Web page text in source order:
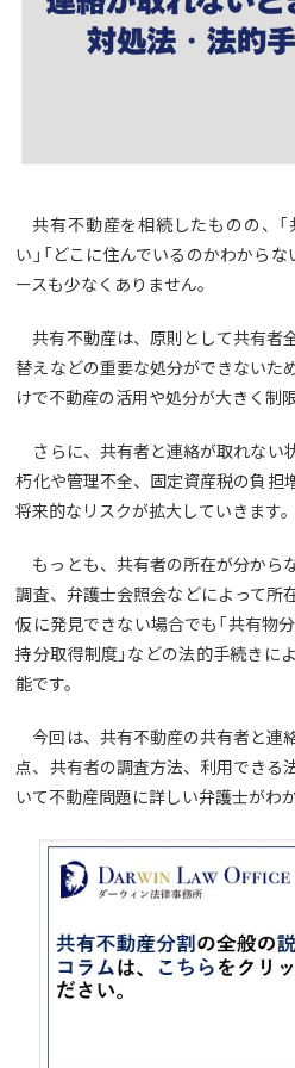
共有不動産を相続したものの、
い」「どこに住んでいるのかわから
ースも少なくありません。
共有不動産は、原則として共有者
替えなどの重要な処分ができないた
けで不動産の活用や処分が大きく制
さらに、共有者と連絡が取れない
朽化や管理不全、固定資産税の負担
将来的なリスクが拡大していきます。
もっとも、共有者の所在が分から
調査、弁護士会照会などによって所
仮に発見できない場合でも「共有物
持分取得制度」などの法的手続きに
能です。
今回は、共有不動産の共有者と連
点、共有者の調査方法、利用できる
いて不動産問題に詳しい弁護士がわ